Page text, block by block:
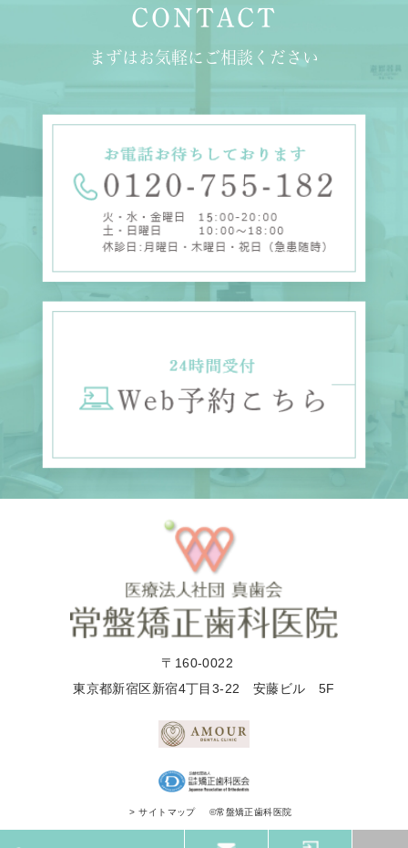
CONTACT
まずはお気軽にご相談ください
〒160-0022
東京都新宿区新宿4丁目3-22 安藤ビル 5F
> サイトマップ ©常盤矯正歯科医院